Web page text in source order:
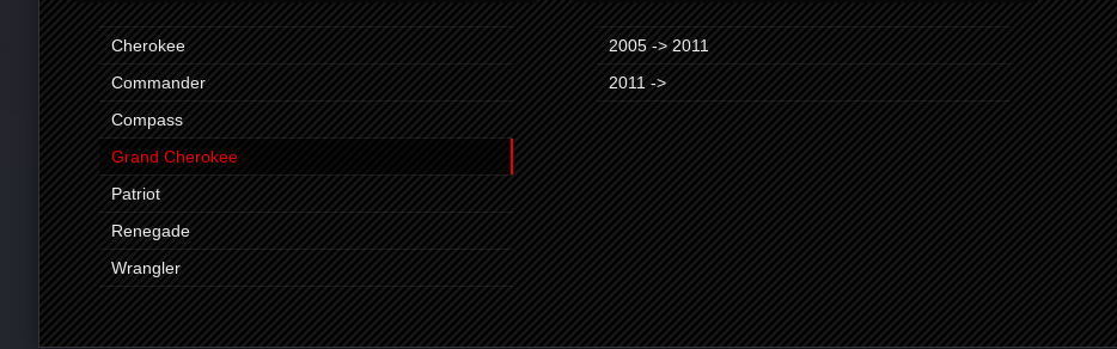
Cherokee
Commander
Compass
Grand Cherokee
Patriot
Renegade
Wrangler
2005 -> 2011
2011 ->